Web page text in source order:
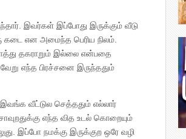
இவர்கள் இப்போது இருக்கும் வீடு
கடை என அமைந்த பெரிய நிலம்.
தகராறும் இல்லை என்பதை
எந்த பிரச்சனை இருந்ததும்
இவங்க வீட்டுல செத்ததும் எல்லார்
எந்த வித உடல் கொறையும்
இப்போ நமக்கு இருக்குற ஒரே வழி